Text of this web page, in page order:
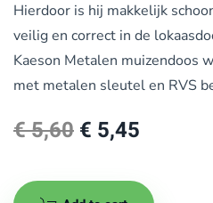
Hierdoor is hij makkelijk
veilig en correct in de
Kaeson Metalen muizendoos
met metalen sleutel en RVS
€5,60 Original
was:
€ 5,45
is: